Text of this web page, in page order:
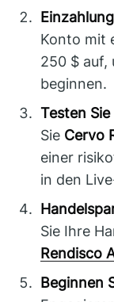
Konto mit
250 $ auf,
beginnen.
Testen
Sie Cervo
einer
in den
Sie Ihre
Rendisco
Beginnen